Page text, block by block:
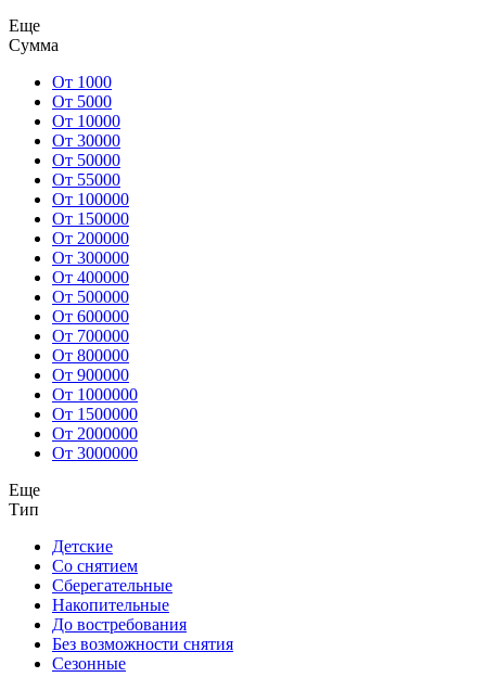
Еще
Сумма
От 1000
От 5000
От 10000
От 30000
От 50000
От 55000
От 100000
От 150000
От 200000
От 300000
От 400000
От 500000
От 600000
От 700000
От 800000
От 900000
От 1000000
От 1500000
От 2000000
От 3000000
Еще
Тип
Детские
Со снятием
Сберегательные
Накопительные
До востребования
Без возможности снятия
Сезонные